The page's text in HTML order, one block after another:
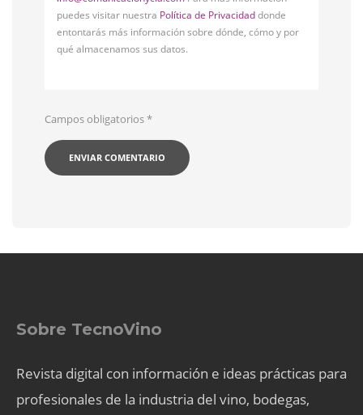
puedes visitar nuestra Política de Privacidaddonde
entontarás más información sobre dónde, cómo y por
qué almacenamos sus datos.
Campos obligatorios*
Sobre TecnoVino
Revista digital con información e ideas prácticas para
profesionales de la industria del vino, bodegas,